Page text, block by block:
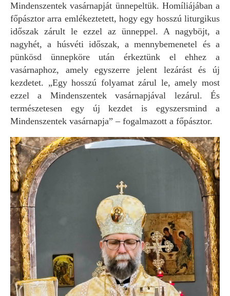
Mindenszentek vasárnapját ünnepeltük. Homíliájában a
főpásztor arra emlékeztetett, hogy egy hosszú liturgikus
időszak zárult le ezzel az ünneppel. A nagyböjt, a
nagyhét, a húsvéti időszak, a mennybemenetel és a
pünkösd ünnepköre után érkeztünk el ehhez a
vasárnaphoz, amely egyszerre jelent lezárást és új
kezdetet. „Egy hosszú folyamat zárul le, amely most
ezzel a Mindenszentek vasárnapjával lezárul. És
természetesen egy új kezdet is egyszersmind a
Mindenszentek vasárnapja” – fogalmazott a főpásztor.